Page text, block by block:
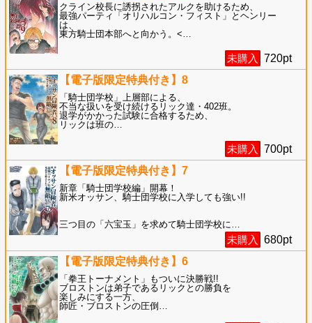
クライン校長に誘拐されたアルクを助けるため、
最強パーティ「オリハルコン・フィスト」とヘンリー
は、
東方騎士団本部へと向かう。<
未購入 720pt
【電子版限定特典付き】8
「騎士団学校」上層部による、
不当な扱いを受け続けるリック達・402班。
退学がかかった試験に合格するため、
リックは班の
未購入 700pt
【電子版限定特典付き】7
新章「騎士団学校編」開幕！
新米オッサン、騎士団学校に入学しても強い!!
三つ目の「六宝玉」を求めて騎士団学校に
未購入 680pt
【電子版限定特典付き】6
「拳王トーナメント」もついに決勝戦!!
ブロストンは弟子であるリックとの勝負を
楽しみにする一方、
師匠・ブロストンの圧倒